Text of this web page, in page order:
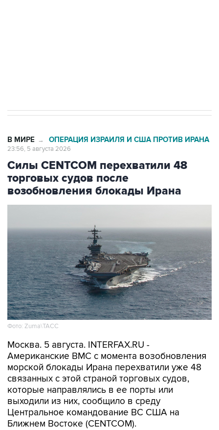
В МИРЕ → ОПЕРАЦИЯ ИЗРАИЛЯ И США ПРОТИВ ИРАНА
23:56, 5 августа 2026
Силы CENTCOM перехватили 48
торговых судов после
возобновления блокады Ирана
Фото: Zuma\ТАСС
Москва. 5 августа. INTERFAX.RU -
Американские ВМС с момента возобновления
морской блокады Ирана перехватили уже 48
связанных с этой страной торговых судов,
которые направлялись в ее порты или
выходили из них, сообщило в среду
Центральное командование ВС США на
Ближнем Востоке (CENTCOM).